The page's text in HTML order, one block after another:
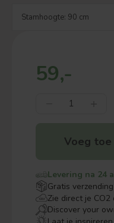
59,-
Voeg
Levering na 24
Gratis
Zie direct je CO2
Discover your